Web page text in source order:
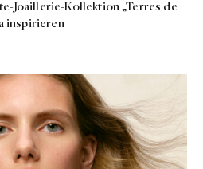
Joaillerie-Kollektion „Terres de
inspirieren